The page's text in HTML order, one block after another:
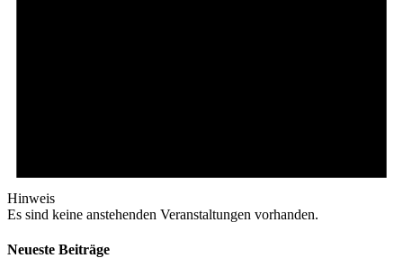
Hinweis
Es sind keine anstehenden Veranstaltungen vorhanden.
Neueste Beiträge